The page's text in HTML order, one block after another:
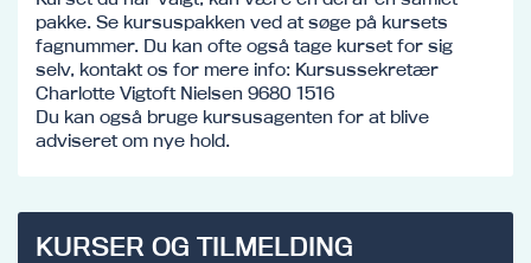
pakke. Se kursuspakken ved at søge på kursets
fagnummer. Du kan ofte også tage kurset for sig
selv, kontakt os for mere info: Kursussekretær
Charlotte Vigtoft Nielsen 9680 1516
Du kan også bruge kursusagenten for at blive
adviseret om nye hold.
KURSER OG TILMELDING